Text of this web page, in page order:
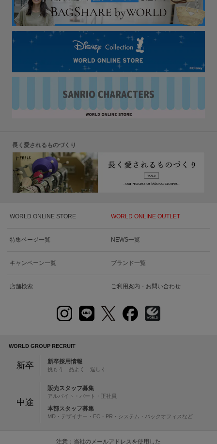
長く愛されるものづくり
WORLD ONLINE STORE WORLD ONLINE OUTLET
特集ページ一覧 NEWS一覧
キャンペーン一覧 ブランド一覧
店舗検索 ご利用案内・お問い合わせ
WORLD GROUP RECRUIT
新卒 新卒採用情報
挑もう 品よく 逞しく
中途
販売スタッフ募集
アルバイト・パート・正社員
本部スタッフ募集
MD・デザイナー・EC・PR・システム・バックオフィスなど
注意：当社のメールアドレスを使用した